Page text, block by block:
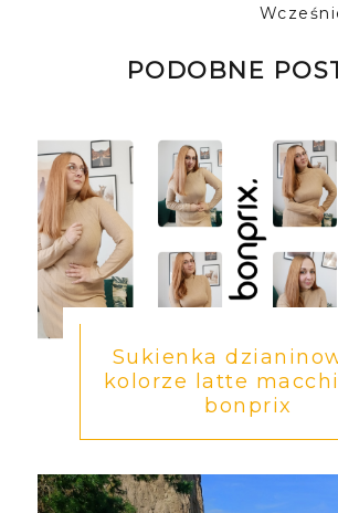
PODOBNE
Sukienka
kolorze latte
bonprix